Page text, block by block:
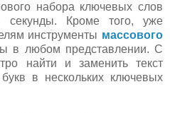
набора ключевых слов
секунды. Кроме того, уже
инструменты массового
в любом представлении. С
найти и заменить текст
в нескольких ключевых